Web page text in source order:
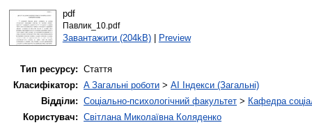
pdf
Павлик_10.pdf
Завантажити (204kB)| Preview
Тип ресурсу: Стаття
Класифікатор: A Загальні роботи > AI Індекси (Загальні)
Відділи: Соціально-психологічний факультет > Кафедра
Користувач: Світлана Миколаївна Коляденко